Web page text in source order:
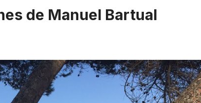
de Manuel Bartual